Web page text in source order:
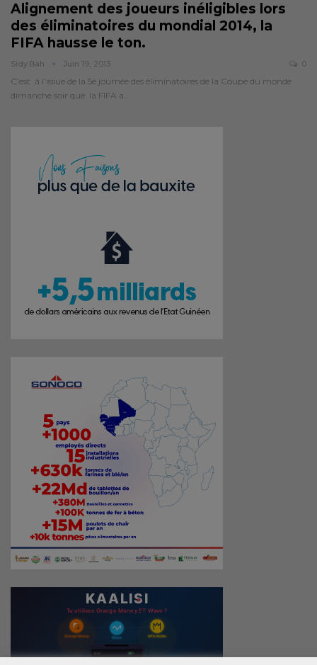
Alignement des joueurs inéligibles lors
des éliminatoires du mondial 2014, la
FIFA hausse le ton.
Sidy.bah Juin 19, 2013 0
C’est à l’issue de la 5e journée des éliminatoires de la Coupe du monde
dimanche soir que la FIFA a…